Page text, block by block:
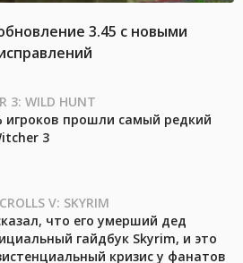
3.45 с новыми
3: WILD HUNT
игроков прошли самый редкий
3
V: SKYRIM
что его умерший дед
гайдбук Skyrim, и это
кризис у фанатов